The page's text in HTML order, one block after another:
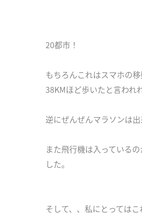
20都市！
もちろんこれはスマホの
38KMほど歩いたと言われ
逆にぜんぜんマラソンは
また飛行機は入っている
した。
そして、、私にとっては